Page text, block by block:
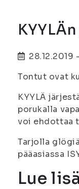
28.12.2019
Tontut ovat
KYYLÄ
porukalla
voi ehdottaa
Tarjolla
pääasiassa
Lue